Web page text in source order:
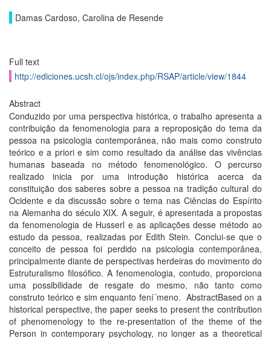
Damas Cardoso, Carolina de Resende
Full text
http://ediciones.ucsh.cl/ojs/index.php/RSAP/article/view/1844
Abstract
Conduzido por uma perspectiva histórica, o trabalho apresenta a
contribuição da fenomenologia para a reproposição do tema da
pessoa na psicologia contemporânea, não mais como construto
teórico e a priori e sim como resultado da análise das vivências
humanas baseada no método fenomenológico. O percurso
realizado inicia por uma introdução histórica acerca da
constituição dos saberes sobre a pessoa na tradição cultural do
Ocidente e da discussão sobre o tema nas Ciências do Espí­rito
na Alemanha do século XIX. A seguir, é apresentada a propostas
da fenomenologia de Husserl e as aplicações desse método ao
estudo da pessoa, realizadas por Edith Stein. Conclui-se que o
conceito de pessoa foi perdido na psicologia contemporânea,
principalmente diante de perspectivas herdeiras do movimento do
Estruturalismo filosófico. A fenomenologia, contudo, proporciona
uma possibilidade de resgate do mesmo, não tanto como
construto teórico e sim enquanto fení´meno. AbstractBased on a
historical perspective, the paper seeks to present the contribution
of phenomenology to the re-presentation of the theme of the
Person in contemporary psychology, no longer as a theoretical